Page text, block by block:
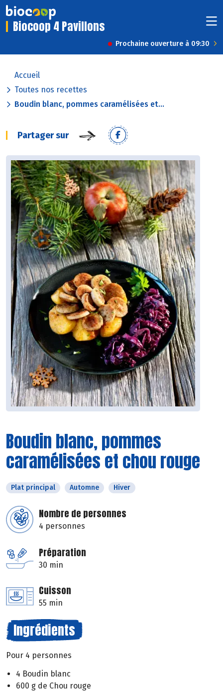
Biocoop 4 Pavillons
Prochaine ouverture à 09:30
Accueil
Toutes nos recettes
Boudin blanc, pommes caramélisées et...
Partager sur
Boudin blanc, pommes
caramélisées et chou rouge
Plat principal Automne Hiver
Nombre de personnes
4 personnes
Préparation
30 min
Cuisson
55 min
Ingrédients
Pour 4 personnes
4 Boudin blanc
600 g de Chou rouge